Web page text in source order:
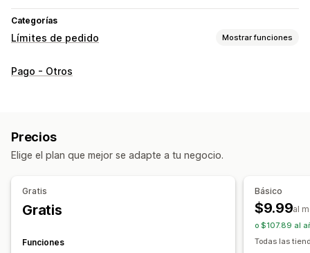
Categorías
Límites de pedido Mostrar funciones
Reglas de límites
Configuración de notificaciones
Alertas de carrito
Alertas de pago
Promoción de marca personalizada
Mensajes personalizados
Traducción
Pago - Otros
Precios
Elige el plan que mejor se adapte a tu negocio.
Gratis
Gratis
Funciones
Básico
$9.99al
o $107.89 al
Todas las